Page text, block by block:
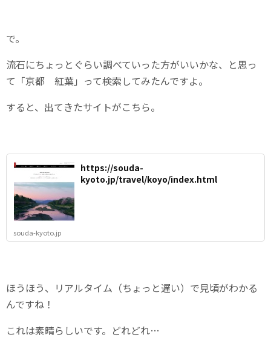
で。
流石にちょっとぐらい調べていった方がいいかな、と思っ
て「京都 紅葉」って検索してみたんですよ。
すると、出てきたサイトがこちら。
https://souda-
kyoto.jp/travel/koyo/index.html
souda-kyoto.jp
ほうほう、リアルタイム（ちょっと遅い）で見頃がわかる
んですね！
これは素晴らしいです。どれどれ…